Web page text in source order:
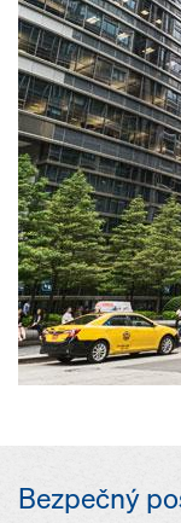
Bezpečný